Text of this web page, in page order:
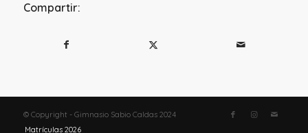
Compartir:
© Copyright - Gimnasio Sabio Caldas 2024
Matrículas 2026